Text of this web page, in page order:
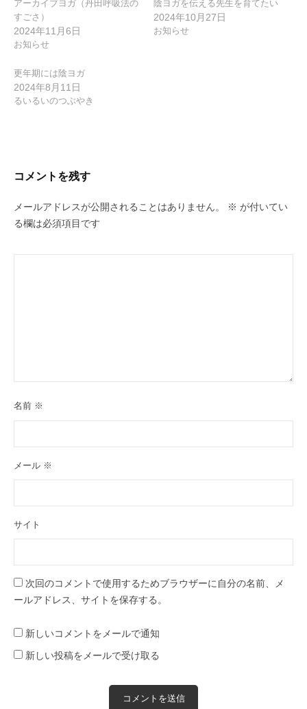
ョ
ン
アーカイブヨガ（丹田呼吸法の
すごさ）
2024年11月6日
お知らせ
陰ヨガを伝える先生を育てたい
2024年10月27日
お知らせ
更年期には陰ヨガ
2024年8月11日
るいるいのつぶやき
コメントを残す
メールアドレスが公開されることはありません。 ※ が付いてい
る欄は必須項目です
名前 ※
メール ※
サイト
次回のコメントで使用するためブラウザーに自分の名前、メ
ールアドレス、サイトを保存する。
新しいコメントをメールで通知
新しい投稿をメールで受け取る